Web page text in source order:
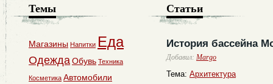
Статьи
История бассейна
Добавил: Margo
Тема: Архитектура
Темы
Магазины Напитки Еда
ОдеждаОбувь Техника
Косметика Автомобили